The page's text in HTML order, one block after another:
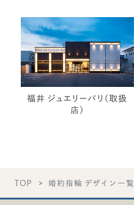
福井 ジュエリーパリ（取扱
店）
TOP 婚約指輪 デザイン一覧